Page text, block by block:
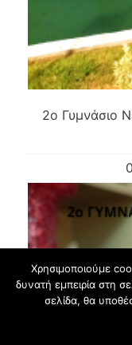
2ο Γυμνάσιο
Χρησιμοποιούμε
δυνατή εμπειρία στη
σελίδα, θα